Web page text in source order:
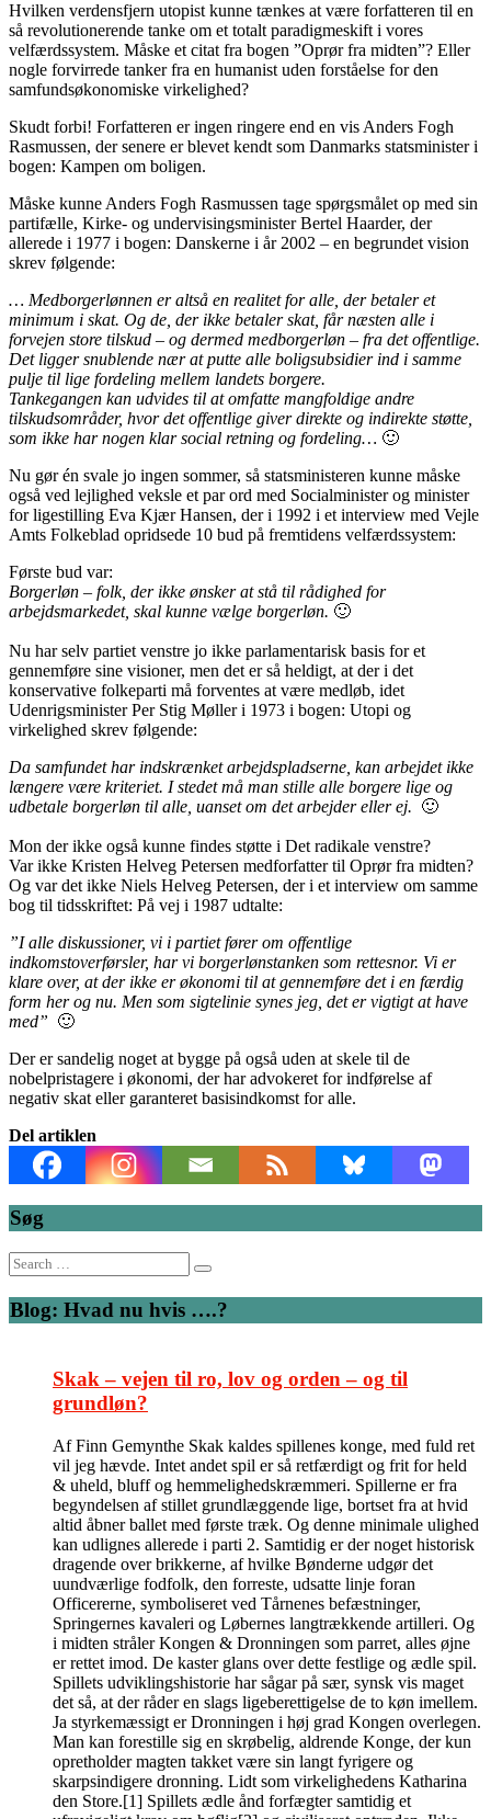
Hvilken verdensfjern utopist kunne tænkes at være forfatteren til en
så revolutionerende tanke om et totalt paradigmeskift i vores
velfærdssystem. Måske et citat fra bogen ”Oprør fra midten”? Eller
nogle forvirrede tanker fra en humanist uden forståelse for den
samfundsøkonomiske virkelighed?
Skudt forbi! Forfatteren er ingen ringere end en vis Anders Fogh
Rasmussen, der senere er blevet kendt som Danmarks statsminister i
bogen: Kampen om boligen.
Måske kunne Anders Fogh Rasmussen tage spørgsmålet op med sin
partifælle, Kirke- og undervisingsminister Bertel Haarder, der
allerede i 1977 i bogen: Danskerne i år 2002 – en begrundet vision
skrev følgende:
… Medborgerlønnen er altså en realitet for alle, der betaler et
minimum i skat. Og de, der ikke betaler skat, får næsten alle i
forvejen store tilskud – og dermed medborgerløn – fra det offentlige.
Det ligger snublende nær at putte alle boligsubsidier ind i samme
pulje til lige fordeling mellem landets borgere.
Tankegangen kan udvides til at omfatte mangfoldige andre
tilskudsområder, hvor det offentlige giver direkte og indirekte støtte,
som ikke har nogen klar social retning og fordeling… 🙂
Nu gør én svale jo ingen sommer, så statsministeren kunne måske
også ved lejlighed veksle et par ord med Socialminister og minister
for ligestilling Eva Kjær Hansen, der i 1992 i et interview med Vejle
Amts Folkeblad opridsede 10 bud på fremtidens velfærdssystem:
Første bud var:
Borgerløn – folk, der ikke ønsker at stå til rådighed for
arbejdsmarkedet, skal kunne vælge borgerløn. 🙂
Nu har selv partiet venstre jo ikke parlamentarisk basis for et
gennemføre sine visioner, men det er så heldigt, at der i det
konservative folkeparti må forventes at være medløb, idet
Udenrigsminister Per Stig Møller i 1973 i bogen: Utopi og
virkelighed skrev følgende:
Da samfundet har indskrænket arbejdspladserne, kan arbejdet ikke
længere være kriteriet. I stedet må man stille alle borgere lige og
udbetale borgerløn til alle, uanset om det arbejder eller ej. 🙂
Mon der ikke også kunne findes støtte i Det radikale venstre?
Var ikke Kristen Helveg Petersen medforfatter til Oprør fra midten?
Og var det ikke Niels Helveg Petersen, der i et interview om samme
bog til tidsskriftet: På vej i 1987 udtalte:
”I alle diskussioner, vi i partiet fører om offentlige
indkomstoverførsler, har vi borgerlønstanken som rettesnor. Vi er
klare over, at der ikke er økonomi til at gennemføre det i en færdig
form her og nu. Men som sigtelinie synes jeg, det er vigtigt at have
med” 🙂
Der er sandelig noget at bygge på også uden at skele til de
nobelpristagere i økonomi, der har advokeret for indførelse af
negativ skat eller garanteret basisindkomst for alle.
Del artiklen
Søg
Search
for:
Blog: Hvad nu hvis ….?
Skak – vejen til ro, lov og orden – og til
grundløn?
Af Finn Gemynthe Skak kaldes spillenes konge, med fuld ret
vil jeg hævde. Intet andet spil er så retfærdigt og frit for held
& uheld, bluff og hemmelighedskræmmeri. Spillerne er fra
begyndelsen af stillet grundlæggende lige, bortset fra at hvid
altid åbner ballet med første træk. Og denne minimale ulighed
kan udlignes allerede i parti 2. Samtidig er der noget historisk
dragende over brikkerne, af hvilke Bønderne udgør det
uundværlige fodfolk, den forreste, udsatte linje foran
Officererne, symboliseret ved Tårnenes befæstninger,
Springernes kavaleri og Løbernes langtrækkende artilleri. Og
i midten stråler Kongen & Dronningen som parret, alles øjne
er rettet imod. De kaster glans over dette festlige og ædle spil.
Spillets udviklingshistorie har sågar på sær, synsk vis maget
det så, at der råder en slags ligeberettigelse de to køn imellem.
Ja styrkemæssigt er Dronningen i høj grad Kongen overlegen.
Man kan forestille sig en skrøbelig, aldrende Konge, der kun
opretholder magten takket være sin langt fyrigere og
skarpsindigere dronning. Lidt som virkelighedens Katharina
den Store.[1] Spillets ædle ånd forfægter samtidig et